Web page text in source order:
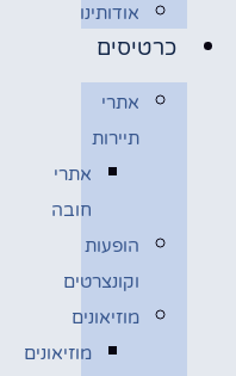
אודותינו
כרטיסים
אתרי
תיירות
אתרי
חובה
הופעות
וקונצרטים
מוזיאונים
מוזיאונים